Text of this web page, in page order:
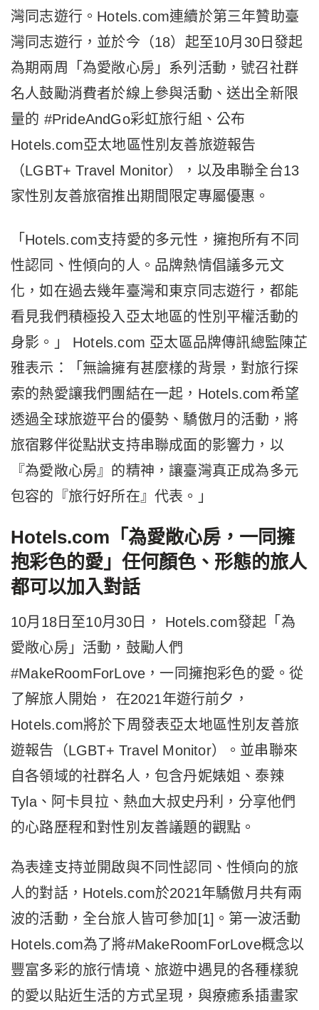
灣同志遊行。Hotels.com連續於第三年贊助臺
灣同志遊行，並於今（18）起至10月30日發起
為期兩周「為愛敞心房」系列活動，號召社群
名人鼓勵消費者於線上參與活動、送出全新限
量的 #PrideAndGo彩虹旅行組、公布
Hotels.com亞太地區性別友善旅遊報告
（LGBT+ Travel Monitor），以及串聯全台13
家性別友善旅宿推出期間限定專屬優惠。
「Hotels.com支持愛的多元性，擁抱所有不同
性認同、性傾向的人。品牌熱情倡議多元文
化，如在過去幾年臺灣和東京同志遊行，都能
看見我們積極投入亞太地區的性別平權活動的
身影。」 Hotels.com 亞太區品牌傳訊總監陳芷
雅表示：「無論擁有甚麼樣的背景，對旅行探
索的熱愛讓我們團結在一起，Hotels.com希望
透過全球旅遊平台的優勢、驕傲月的活動，將
旅宿夥伴從點狀支持串聯成面的影響力，以
『為愛敞心房』的精神，讓臺灣真正成為多元
包容的『旅行好所在』代表。」
Hotels.com「為愛敞心房，一同擁
抱彩色的愛」任何顏色、形態的旅人
都可以加入對話
10月18日至10月30日， Hotels.com發起「為
愛敞心房」活動，鼓勵人們
#MakeRoomForLove，一同擁抱彩色的愛。從
了解旅人開始， 在2021年遊行前夕，
Hotels.com將於下周發表亞太地區性別友善旅
遊報告（LGBT+ Travel Monitor）。並串聯來
自各領域的社群名人，包含丹妮婊姐、泰辣
Tyla、阿卡貝拉、熱血大叔史丹利，分享他們
的心路歷程和對性別友善議題的觀點。
為表達支持並開啟與不同性認同、性傾向的旅
人的對話，Hotels.com於2021年驕傲月共有兩
波的活動，全台旅人皆可參加[1]。第一波活動
Hotels.com為了將#MakeRoomForLove概念以
豐富多彩的旅行情境、旅遊中遇見的各種樣貌
的愛以貼近生活的方式呈現，與療癒系插畫家